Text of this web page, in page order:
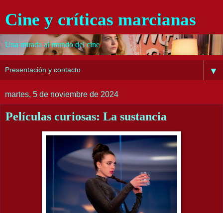
Cine y críticas marcianas
Una mirada al mundo del cine
▼
martes, 5 de noviembre de 2024
Películas curiosas: La sustancia